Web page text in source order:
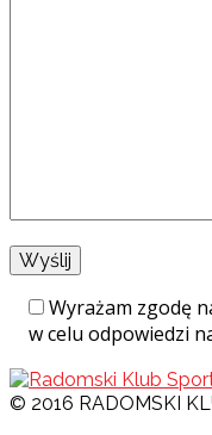
Wyrażam zgodę
w celu odpowiedzi
© 2016 RADOMSKI